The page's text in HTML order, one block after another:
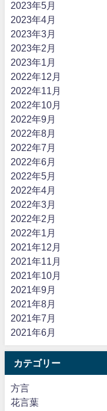
2023年5月
2023年4月
2023年3月
2023年2月
2023年1月
2022年12月
2022年11月
2022年10月
2022年9月
2022年8月
2022年7月
2022年6月
2022年5月
2022年4月
2022年3月
2022年2月
2022年1月
2021年12月
2021年11月
2021年10月
2021年9月
2021年8月
2021年7月
2021年6月
カテゴリー
方言
花言葉